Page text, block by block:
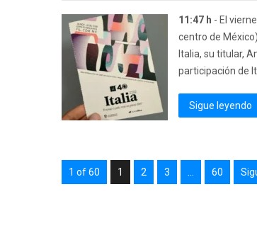
11:47 h - El
centro de
Italia, su titular,
participación de
Sigue leyendo
1 of 60 1 2 3 60